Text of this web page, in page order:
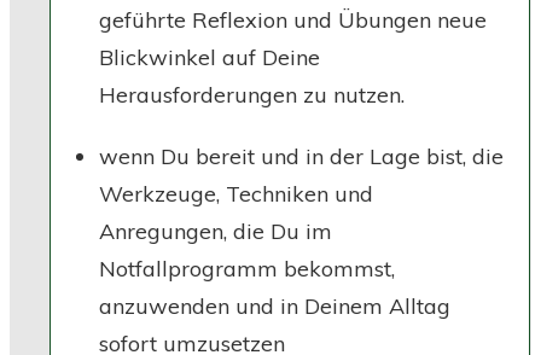
geführte Reflexion und Übungen neue
Blickwinkel auf Deine
Herausforderungen zu nutzen.
wenn Du bereit und in der Lage bist, die
Werkzeuge, Techniken und
Anregungen, die Du im
Notfallprogramm bekommst,
anzuwenden und in Deinem Alltag
sofort umzusetzen